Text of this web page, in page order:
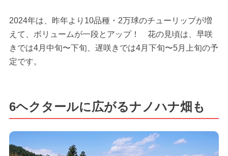
2024年は、昨年より10品種・2万球のチューリップが増
えて、ボリュームが一段とアップ！ 花の見頃は、早咲
きでは4月中旬〜下旬、遅咲きでは4月下旬〜5月上旬の予
定です。
6ヘクタールに広がるナノハナ畑も